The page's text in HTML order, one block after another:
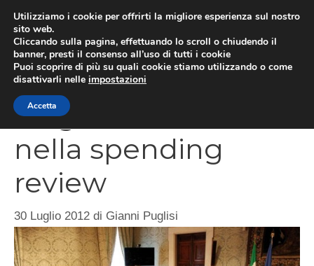
contenuto
I tagli all’università
nella spending
review
30 Luglio 2012 di Gianni Puglisi
Utilizziamo i cookie per offrirti la migliore esperienza sul nostro
sito web.
Cliccando sulla pagina, effettuando lo scroll o chiudendo il
banner, presti il consenso all’uso di tutti i cookie
Puoi scoprire di più su quali cookie stiamo utilizzando o come
disattivarli nelle impostazioni
Accetta